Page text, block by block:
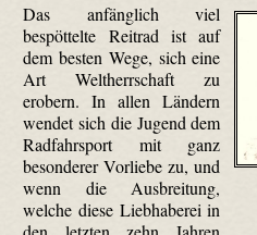
Das anfänglich viel
bespöttelte Reitrad ist auf
dem besten Wege, sich eine
Art Weltherrschaft zu
erobern. In allen Ländern
wendet sich die Jugend dem
Radfahrsport mit ganz
besonderer Vorliebe zu, und
wenn die Ausbreitung,
welche diese Liebhaberei in